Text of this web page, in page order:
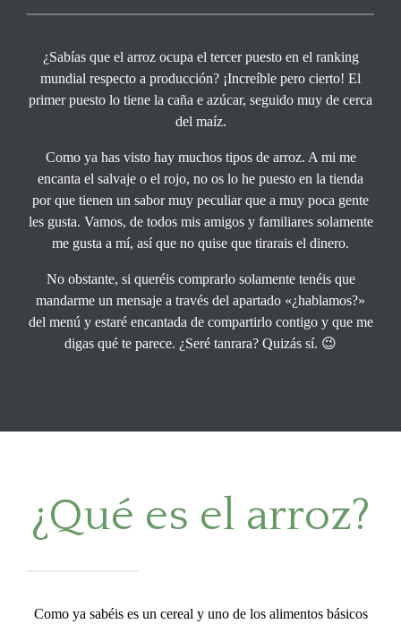
¿Sabías que el arroz ocupa el tercer puesto en el ranking
mundial respecto a producción? ¡Increíble pero cierto! El
primer puesto lo tiene la caña e azúcar, seguido muy de cerca
del maíz.
Como ya has visto hay muchos tipos de arroz. A mi me
encanta el salvaje o el rojo, no os lo he puesto en la tienda
por que tienen un sabor muy peculiar que a muy poca gente
les gusta. Vamos, de todos mis amigos y familiares solamente
me gusta a mí, así que no quise que tirarais el dinero.
No obstante, si queréis comprarlo solamente tenéis que
mandarme un mensaje a través del apartado «¿hablamos?»
del menú y estaré encantada de compartirlo contigo y que me
digas qué te parece. ¿Seré tanrara? Quizás sí. 😉
¿Qué es el arroz?
Como ya sabéis es un cereal y uno de los alimentos básicos